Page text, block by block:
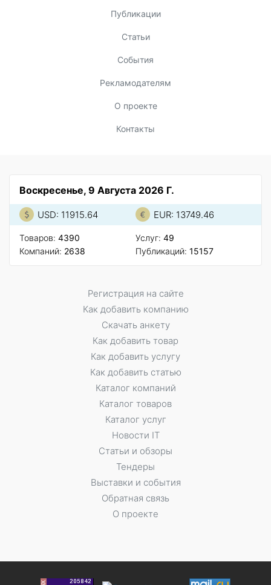
Публикации
Статьи
События
Рекламодателям
О проекте
Контакты
Воскресенье, 9 Августа 2026 Г.
USD: 11915.64 EUR: 13749.46
Товаров: 4390
Компаний: 2638
Услуг: 49
Публикаций: 15157
Регистрация на сайте
Как добавить компанию
Скачать анкету
Как добавить товар
Как добавить услугу
Как добавить статью
Каталог компаний
Каталог товаров
Каталог услуг
Новости IT
Статьи и обзоры
Тендеры
Выставки и события
Обратная связь
О проекте